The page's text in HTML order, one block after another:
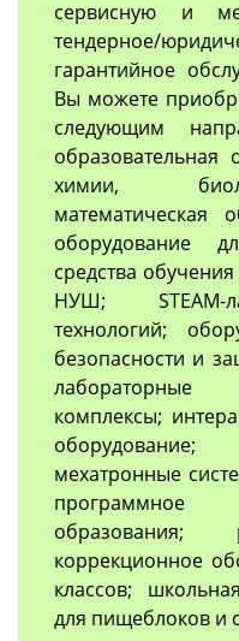
сервисную и
тендерное/
гарантийное
Вы можете
следующим
образовательная
химии,
математическая
оборудование
средства
НУШ; STEAM-
технологий;
безопасности и
лабораторные
комплексы;
мехатронные
образования;
коррекционное
классов;
для пищеблоков и